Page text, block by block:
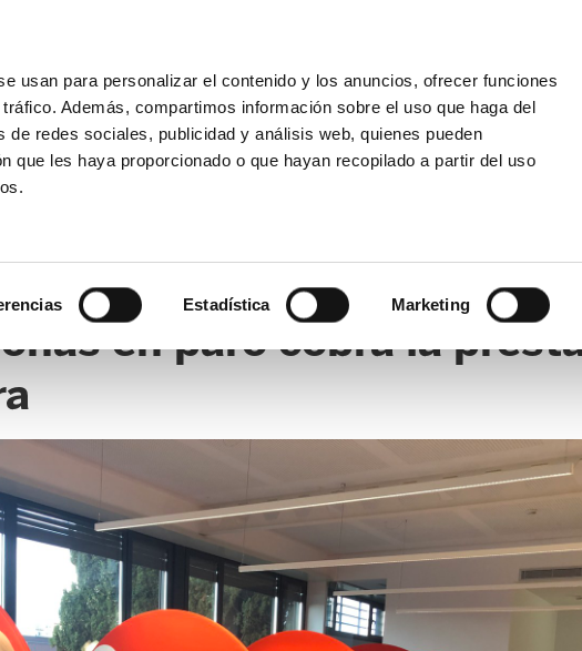
usan para personalizar el contenido y los anuncios, ofrecer funciones
Además, compartimos información sobre el uso que haga del
de redes sociales, publicidad y análisis web, quienes pueden
que les haya proporcionado o que hayan recopilado a partir del uso
Estadística Marketing
en paro cobra la